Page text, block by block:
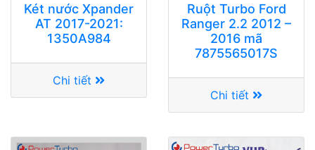
Két nước Xpander
AT 2017-2021:
1350A984
Chi tiết
Ruột Turbo Ford
Ranger 2.2 2012 –
2016 mã
7875565017S
Chi tiết